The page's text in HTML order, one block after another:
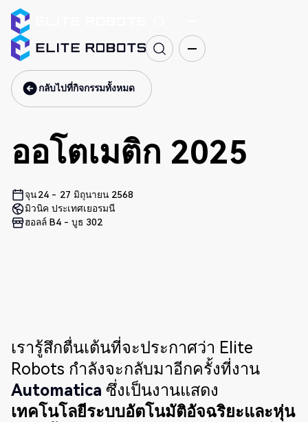
กลับไปที่กิจกรรมทั้งหมด
กลับไปที่กิจกรรมทั้งหมด
ออโตเมติก 2025
จุน 24 - 27 มิถุนายน 2568
มิวนิค ประเทศเยอรมนี
ฮอลล์ B4 - บูธ 302
เรารู้สึกตื่นเต้นที่จะประกาศว่า Elite
Robots กำลังจะกลับมาอีกครั้งที่งาน
Automatica ซึ่งเป็นงานแสดง
เทคโนโลยีระบบอัตโนมัติอัจฉริยะและหุ่น